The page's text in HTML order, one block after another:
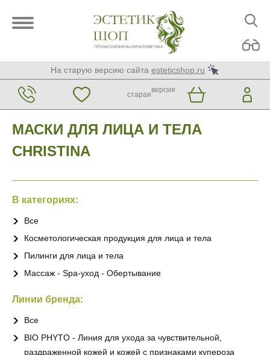
На старую версию сайта esteticshop.ru
старая
версия
МАСКИ ДЛЯ ЛИЦА И ТЕЛА
CHRISTINA
В категориях:
Все
Косметологическая продукция для лица и тела
Пилинги для лица и тела
Массаж - Spa-уход - Обертывание
Линии бренда:
Все
BIO PHYTO - Линия для ухода за чувствительной,
раздраженной кожей и кожей с признаками купероза